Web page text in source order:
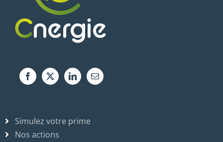
Simulez votre prime
Nos actions